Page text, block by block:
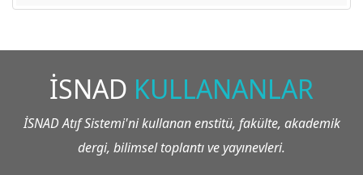
İSNAD KULLANANLAR
İSNAD Atıf Sistemi'ni kullanan enstitü, fakülte, akademik
dergi, bilimsel toplantı ve yayınevleri.